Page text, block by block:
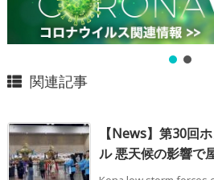
関連記事
【News】第30回
ル 悪天候の影響で